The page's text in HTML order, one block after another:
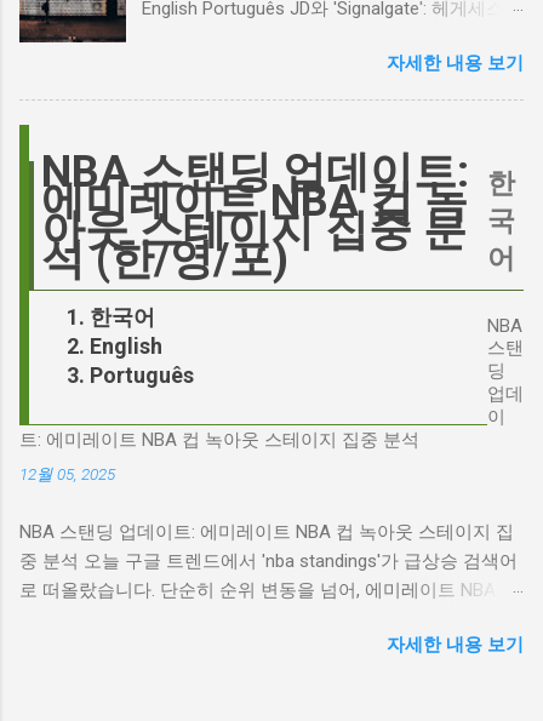
한 비판에 대해 "기다려 보세요. 믿으세요. 분명
의 이미지가 원작과 부합하는지 여부를 넘어, 우
리가 '히스클리프'라는 인물에게 기대하는 바가
무엇인지, 그리고 배우가 그 기대를 어떻게 충족
시킬 수 있는지에 대한 근본적인 질문을 던집니
다. 다니엘 데이 루이스, '진정성'의 대명사 이 지
점에서 다니엘 데이 루이스의 이름이 등장하는
것은 결코 우연이 아닙니다. 그는 '메소드 연
기'의 극한을 보여주는 배우로서, 맡는 역할마다
완벽하게 몰입하여 실제 인물과 구분이 어려울
정도의 연기를 선보였습니다. <나의 왼발>에서
English Português JD와 'Signalgate': 헤게세스
연결고리 오늘의 구글 트렌드 인기 검색어 'jd'는
단순히 두 글자의 약자가 아닙니다. 최근 미국
'Signalgate' 스캔들과 깊숙이 연결되어 있습니
다. 폭스뉴스 진행자 피트 헤게세스(Pete
Hegseth)를 중심으로 벌어진 이 스캔들은 예상
치 못한 인물, JD 밴스(JD Vance)의 이름까지 소
환하며 파장을 일으키고 있습니다. 왜 'jd'가 갑자
들이 어떻게 얽혀있는 것일까요? 최대100%세일
오늘의 특가 'Signalgate' 스캔들: 피트 헤게세스
의 그림자 먼저 'Signalgate' 스캔들의 핵심 인물
인 피트 헤게세스부터 살펴봐야 합니다. 최근 공
개된 국방부 감사 보고서에 따르면, 헤게세스는
스의 행위가 윤리적으로 심각한 문제를 야기하
며, 군의 명예를 훼손할 수 있다고 지적합니다.
Photo by Samuel Regan-Asante on Unsplash
제는 여기서 끝나지 않았습니다. 스캔들이 터진
자세한 내용 보기
NBA 스탠딩 업데이트:
에미레이트 NBA 컵 녹
아웃 스테이지 집중 분
석 (한/영/포)
한국어
English
Português
한
국
어
NBA
스탠
딩
업데
이
트: 에미레이트 NBA 컵 녹아웃 스테이지 집중 분석
12월 05, 2025
NBA 스탠딩 업데이트: 에미레이트 NBA 컵 녹아웃 스테이지 집
중 분석 오늘 구글 트렌드에서 'nba standings'가 급상승 검색어
로 떠올랐습니다. 단순히 순위 변동을 넘어, 에미레이트 NBA 컵
받고 있습니다. 이번 포스팅에서는 NBA 컵 녹아웃 스테이지 관
자세한 내용 보기